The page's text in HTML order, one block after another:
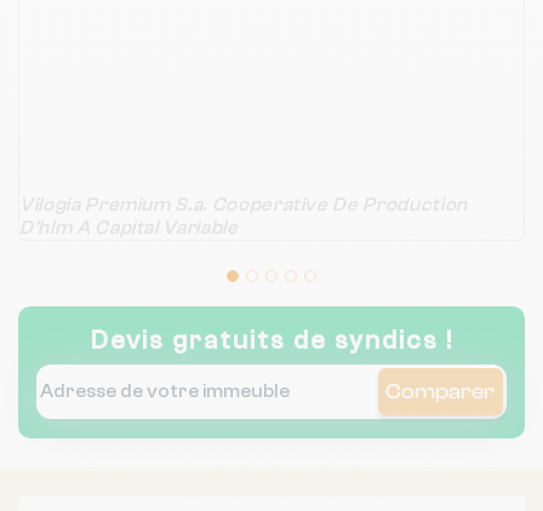
Vilogia Premium S.a. Cooperative De Production
D'hlm A Capital Variable
Devis gratuits de syndics !
Comparer